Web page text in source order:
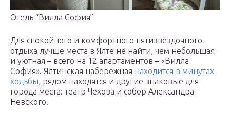
Отель “Вилла София”
Для спокойного и комфортного пятизвёздочного
отдыха лучше места в Ялте не найти, чем небольшая
и уютная – всего на 12 апартаментов – «Вилла
София». Ялтинская набережная находится в минутах
ходьбы, рядом находятся и другие знаковые для
города места: театр Чехова и собор Александра
Невского.